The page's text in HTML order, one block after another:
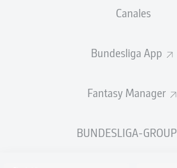
Canales
Bundesliga App
Fantasy Manager
BUNDESLIGA-GROUP